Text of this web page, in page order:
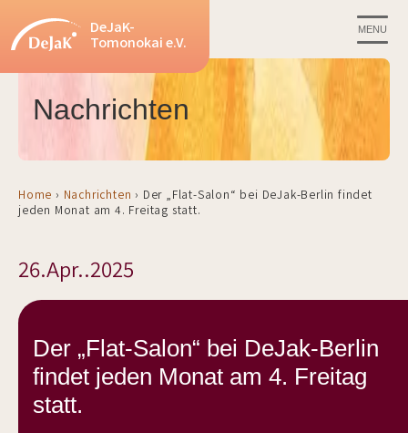
DeJaK-
Tomonokai e.V.
MENU
Nachrichten
Home › Nachrichten › Der „Flat-Salon“ bei DeJak-Berlin findet
jeden Monat am 4. Freitag statt.
26.Apr..2025
Der „Flat-Salon“ bei DeJak-Berlin
findet jeden Monat am 4. Freitag
statt.